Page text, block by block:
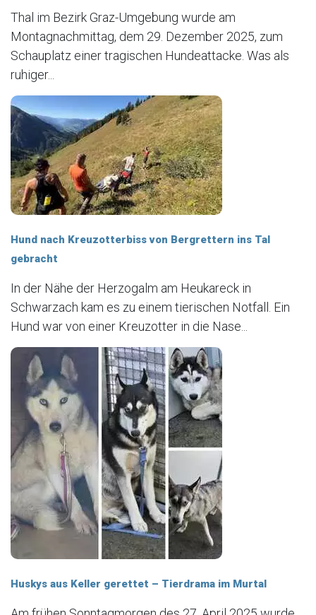
Thal im Bezirk Graz-Umgebung wurde am
Montagnachmittag, dem 29. Dezember 2025, zum
Schauplatz einer tragischen Hundeattacke. Was als
ruhiger...
Hund nach Kreuzotterbiss von Bergrettern ins Tal
gebracht
In der Nähe der Herzogalm am Heukareck in
Schwarzach kam es zu einem tierischen Notfall. Ein
Hund war von einer Kreuzotter in die Nase...
Huskys aus Keller gerettet – Tierdrama im Murtal